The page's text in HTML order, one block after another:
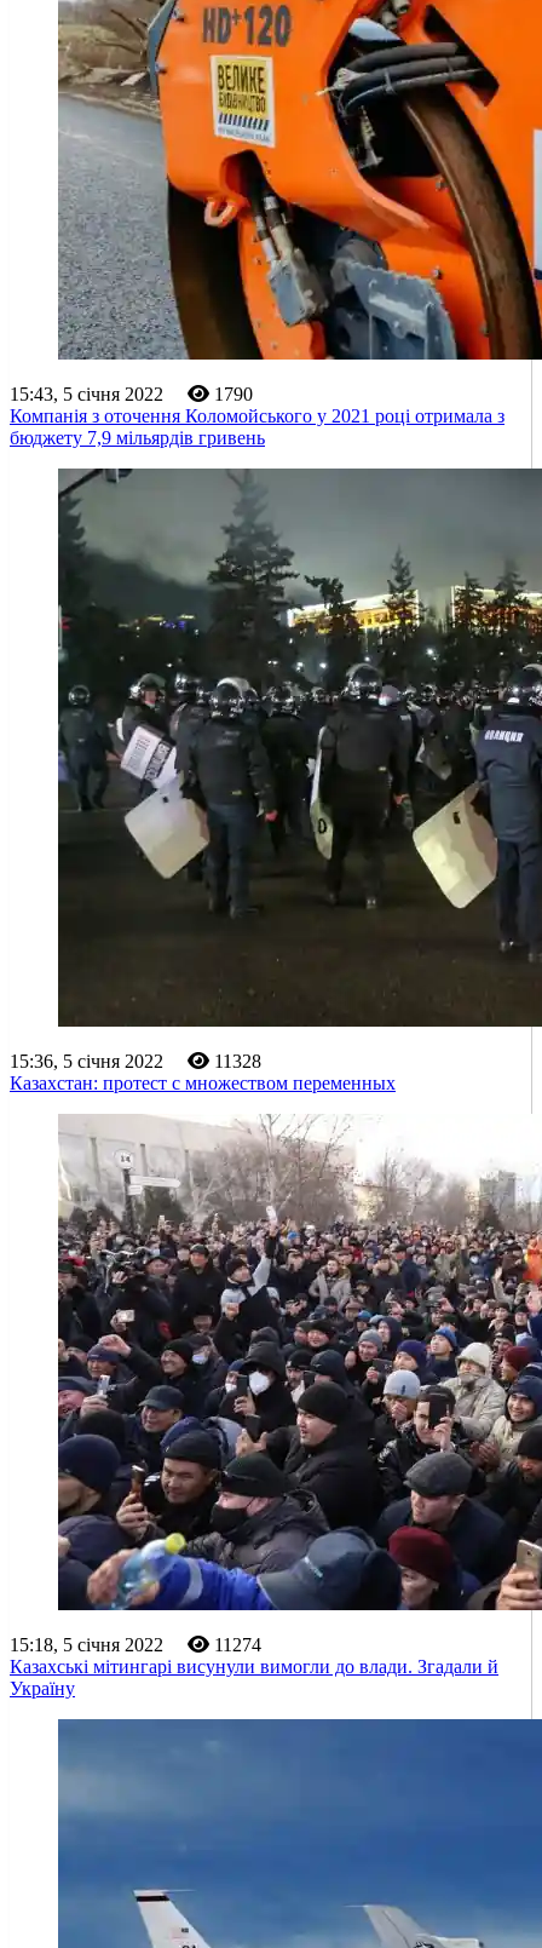
15:43, 5 січня 2022
1790
Компанія з оточення Коломойського у 2021 році отримала з
бюджету 7,9 мільярдів гривень
15:36, 5 січня 2022
11328
Казахстан: протест с множеством переменных
15:18, 5 січня 2022
11274
Казахські мітингарі висунули вимогли до влади. Згадали й
Україну